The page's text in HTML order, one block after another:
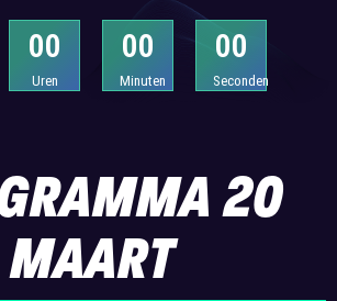
00
Uren
00
Minuten
00
Seconden
20
MAART